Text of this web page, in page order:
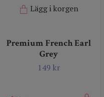
Lägg i korgen
Premium French Earl
Grey
149 kr